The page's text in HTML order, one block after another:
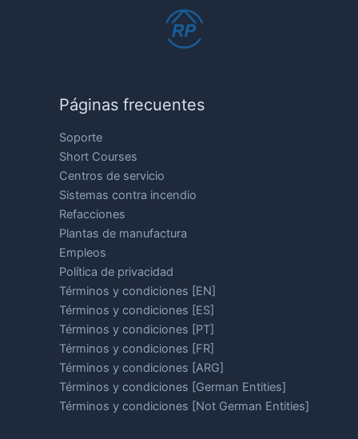
Páginas frecuentes
Soporte
Short Courses
Centros de servicio
Sistemas contra incendio
Refacciones
Plantas de manufactura
Empleos
Política de privacidad
Términos y condiciones [EN]
Términos y condiciones [ES]
Términos y condiciones [PT]
Términos y condiciones [FR]
Términos y condiciones [ARG]
Términos y condiciones [German Entities]
Términos y condiciones [Not German Entities]